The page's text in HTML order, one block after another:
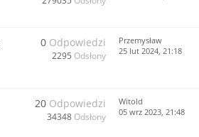
0 Odpowiedzi
2295 Odsłony
Przemysław
25 lut 2024, 21:18
20 Odpowiedzi
34348 Odsłony
Witold
05 wrz 2023, 21:48